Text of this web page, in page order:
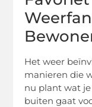
Het weer
manieren die
nu plant wat
buiten gaat